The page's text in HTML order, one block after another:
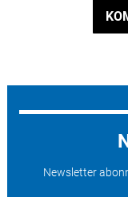
Newsletter